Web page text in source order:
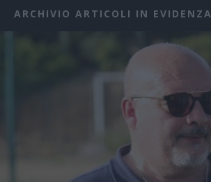
ARCHIVIO ARTICOLI IN EVIDENZA